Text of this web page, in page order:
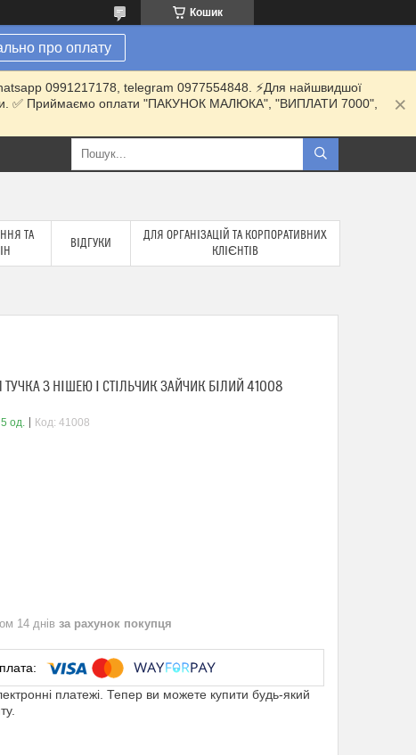
Кошик
про оплату
0991217178, telegram 0977554848. ⚡️Для найшвидшої
✅ Приймаємо оплати "ПАКУНОК МАЛЮКА", "ВИПЛАТИ 7000",
ТА
ВІДГУКИ
ДЛЯ ОРГАНІЗАЦІЙ ТА КОРПОРАТИВНИХ
КЛІЄНТІВ
З НІШЕЮ І СТІЛЬЧИК ЗАЙЧИК БІЛИЙ 41008
5 од. Код: 41008
14 днів за рахунок покупця
платежі. Тепер ви можете купити будь-який